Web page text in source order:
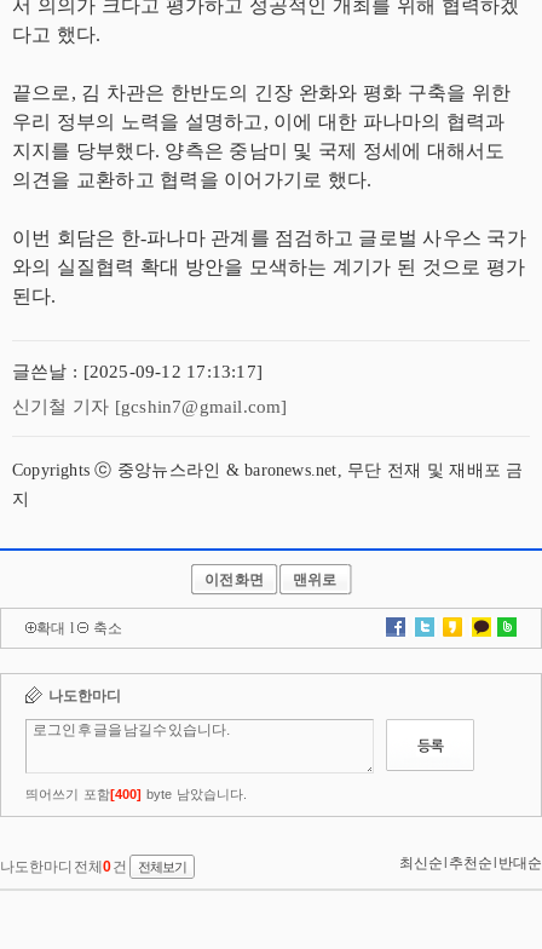
서 의의가 크다고 평가하고 성공적인 개최를 위해 협력하겠
다고 했다.
끝으로, 김 차관은 한반도의 긴장 완화와 평화 구축을 위한
우리 정부의 노력을 설명하고, 이에 대한 파나마의 협력과
지지를 당부했다. 양측은 중남미 및 국제 정세에 대해서도
의견을 교환하고 협력을 이어가기로 했다.
이번 회담은 한-파나마 관계를 점검하고 글로벌 사우스 국가
와의 실질협력 확대 방안을 모색하는 계기가 된 것으로 평가
된다.
글쓴날 : [2025-09-12 17:13:17]
신기철 기자 [gcshin7@gmail.com]
Copyrights ⓒ 중앙뉴스라인 & baronews.net, 무단 전재 및 재배포 금
지
이전화면 맨위로
확대 l 축소